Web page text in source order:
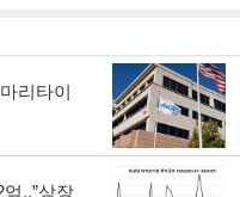
리타이
..”상장